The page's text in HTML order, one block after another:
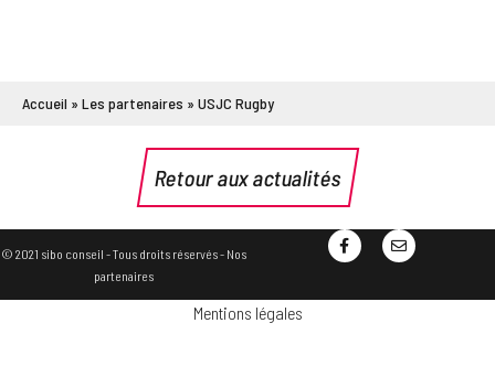
Accueil » Les partenaires » USJC Rugby
Retour aux actualités
© 2021 sibo conseil - Tous droits réservés - Nos
partenaires
Mentions légales